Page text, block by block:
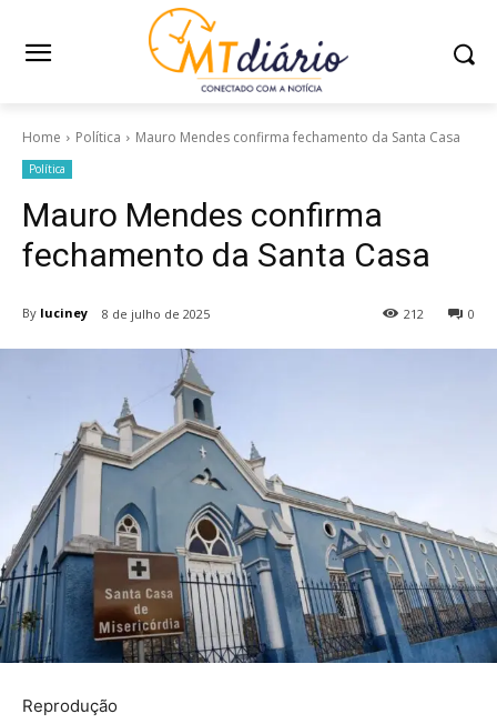
Home Política Mauro Mendes confirma fechamento da Santa Casa
Política
Mauro Mendes confirma
fechamento da Santa Casa
By luciney 8 de julho de 2025 0
212
Reprodução